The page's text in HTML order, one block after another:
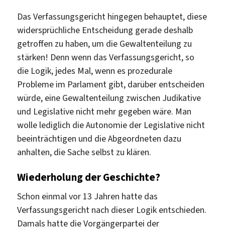
Das Verfassungsgericht hingegen behauptet, diese
widersprüchliche Entscheidung gerade deshalb
getroffen zu haben, um die Gewaltenteilung zu
stärken! Denn wenn das Verfassungsgericht, so
die Logik, jedes Mal, wenn es prozedurale
Probleme im Parlament gibt, darüber entscheiden
würde, eine Gewaltenteilung zwischen Judikative
und Legislative nicht mehr gegeben wäre. Man
wolle lediglich die Autonomie der Legislative nicht
beeinträchtigen und die Abgeordneten dazu
anhalten, die Sache selbst zu klären.
Wiederholung der Geschichte?
Schon einmal vor 13 Jahren hatte das
Verfassungsgericht nach dieser Logik entschieden.
Damals hatte die Vorgängerpartei der